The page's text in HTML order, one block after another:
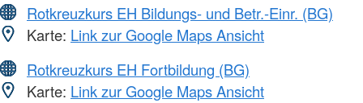
Rotkreuzkurs EH Bildungs- und Betr.-Einr. (BG)
Karte: Link zur Google Maps Ansicht
Rotkreuzkurs EH Fortbildung (BG)
Karte: Link zur Google Maps Ansicht